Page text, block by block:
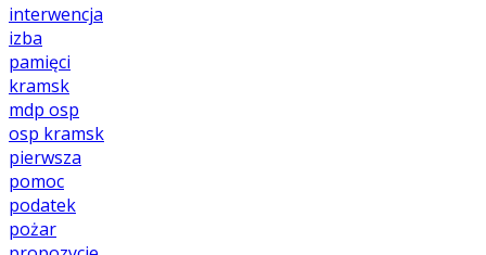
interwencja
izba
pamięci
kramsk
mdp osp
osp kramsk
pierwsza
pomoc
podatek
pożar